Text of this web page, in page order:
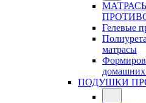
Гелевые
матрасы
домашних
ПОДУШКИ